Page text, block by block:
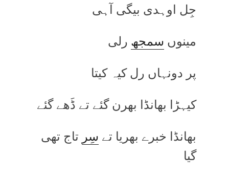
جِل اوہدی بیگی آہی
مینوں سمجھ رلی
پر دونہاں رل کیہ کیتا
کیہڑا بھانڈا بھرن گئے تے ڈَھے گئے
بھانڈا خبرے بھریا تے سِر تاج تھی
گیا